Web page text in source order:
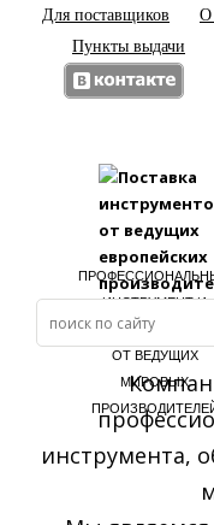
Для поставщиков О
Пункты выдачи
ИНСТРУМЕНТ И
ОБОРУДОВАНИЕ
ОТ ВЕДУЩИХ
МИРОВЫХ
инструмента,